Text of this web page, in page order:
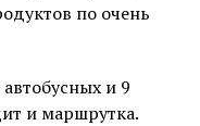
по очень
и 9
и маршрутка.